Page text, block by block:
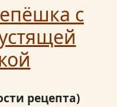
с
рецепта)